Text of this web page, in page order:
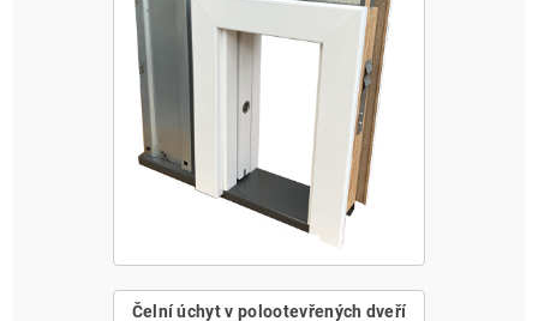
Čelní úchyt v polootevřených dveří